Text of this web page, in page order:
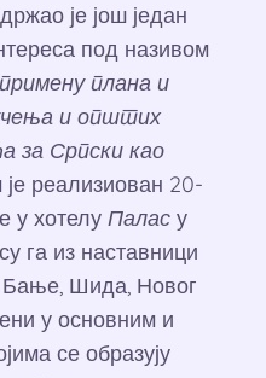
је још један
под називом
плана и
и општих
за Српски као
реализиован 20-
у хотелу Палас у
га из наставници
Бање, Шида, Новог
у основним и
се образују